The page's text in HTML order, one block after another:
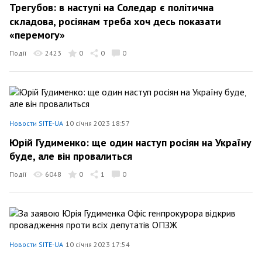
Трегубов: в наступі на Соледар є політична
складова, росіянам треба хоч десь показати
«перемогу»
Події 2423 0 0 0
Новости SITE-UA 10 січня 2023 18:57
Юрій Гудименко: ще один наступ росіян на Україну
буде, але він провалиться
Події 6048 0 1 0
Новости SITE-UA 10 січня 2023 17:54